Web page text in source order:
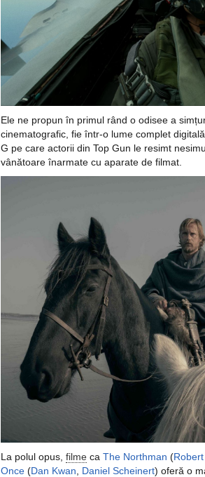
Ele ne propun în primul rând o odisee a
cinematografic, fie într-o lume complet
G pe care actorii din Top Gun le resimt
vânătoare înarmate cu aparate de filmat.
La polul opus, filme ca The Northman (
Once (Dan Kwan Daniel Scheinert) oferă o